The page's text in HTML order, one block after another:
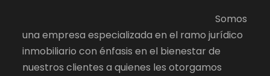
Somos
una empresa especializada en el ramo jurídico
inmobiliario con énfasis en el bienestar de
nuestros clientes a quienes les otorgamos